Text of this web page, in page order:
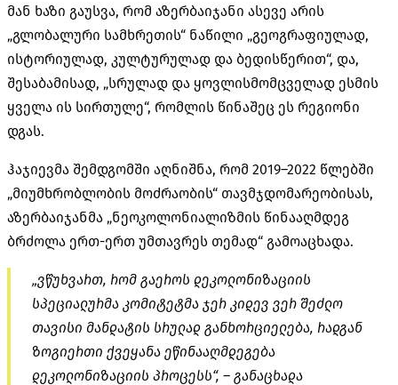
მან ხაზი გაუსვა, რომ აზერბაიჯანი ასევე არის
„გლობალური სამხრეთის“ ნაწილი „გეოგრაფიულად,
ისტორიულად, კულტურულად და ბედისწერით“, და,
შესაბამისად, „სრულად და ყოვლისმომცველად ესმის
ყველა ის სირთულე“, რომლის წინაშეც ეს რეგიონი
დგას.
ჰაჯიევმა შემდგომში აღნიშნა, რომ 2019–2022 წლებში
„მიუმხრობლობის მოძრაობის“ თავმჯდომარეობისას,
აზერბაიჯანმა „ნეოკოლონიალიზმის წინააღმდეგ
ბრძოლა ერთ-ერთ უმთავრეს თემად“ გამოაცხადა.
„ვწუხვართ, რომ გაეროს დეკოლონიზაციის
სპეციალურმა კომიტეტმა ჯერ კიდევ ვერ შეძლო
თავისი მანდატის სრულად განხორციელება, რადგან
ზოგიერთი ქვეყანა ეწინააღმდეგება
დეკოლონიზაციის პროცესს“, – განაცხადა